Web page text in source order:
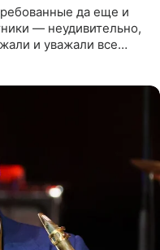
да еще и
— неудивительно,
и уважали все